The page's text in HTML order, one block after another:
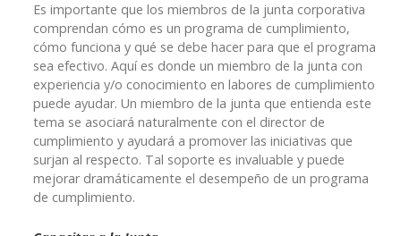
Es importante que los miembros de la junta corporativa
comprendan cómo es un programa de cumplimiento,
cómo funciona y qué se debe hacer para que el programa
sea efectivo. Aquí es donde un miembro de la junta con
experiencia y/o conocimiento en labores de cumplimiento
puede ayudar. Un miembro de la junta que entienda este
tema se asociará naturalmente con el director de
cumplimiento y ayudará a promover las iniciativas que
surjan al respecto. Tal soporte es invaluable y puede
mejorar dramáticamente el desempeño de un programa
de cumplimiento.